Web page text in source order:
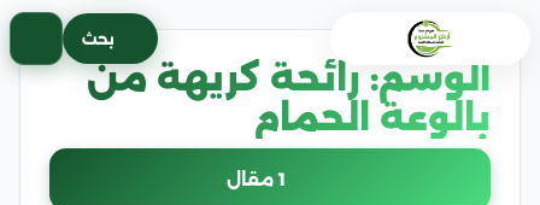
بحث
الوسم: رائحة كريهة من
بالوعة الحمام
1 مقال